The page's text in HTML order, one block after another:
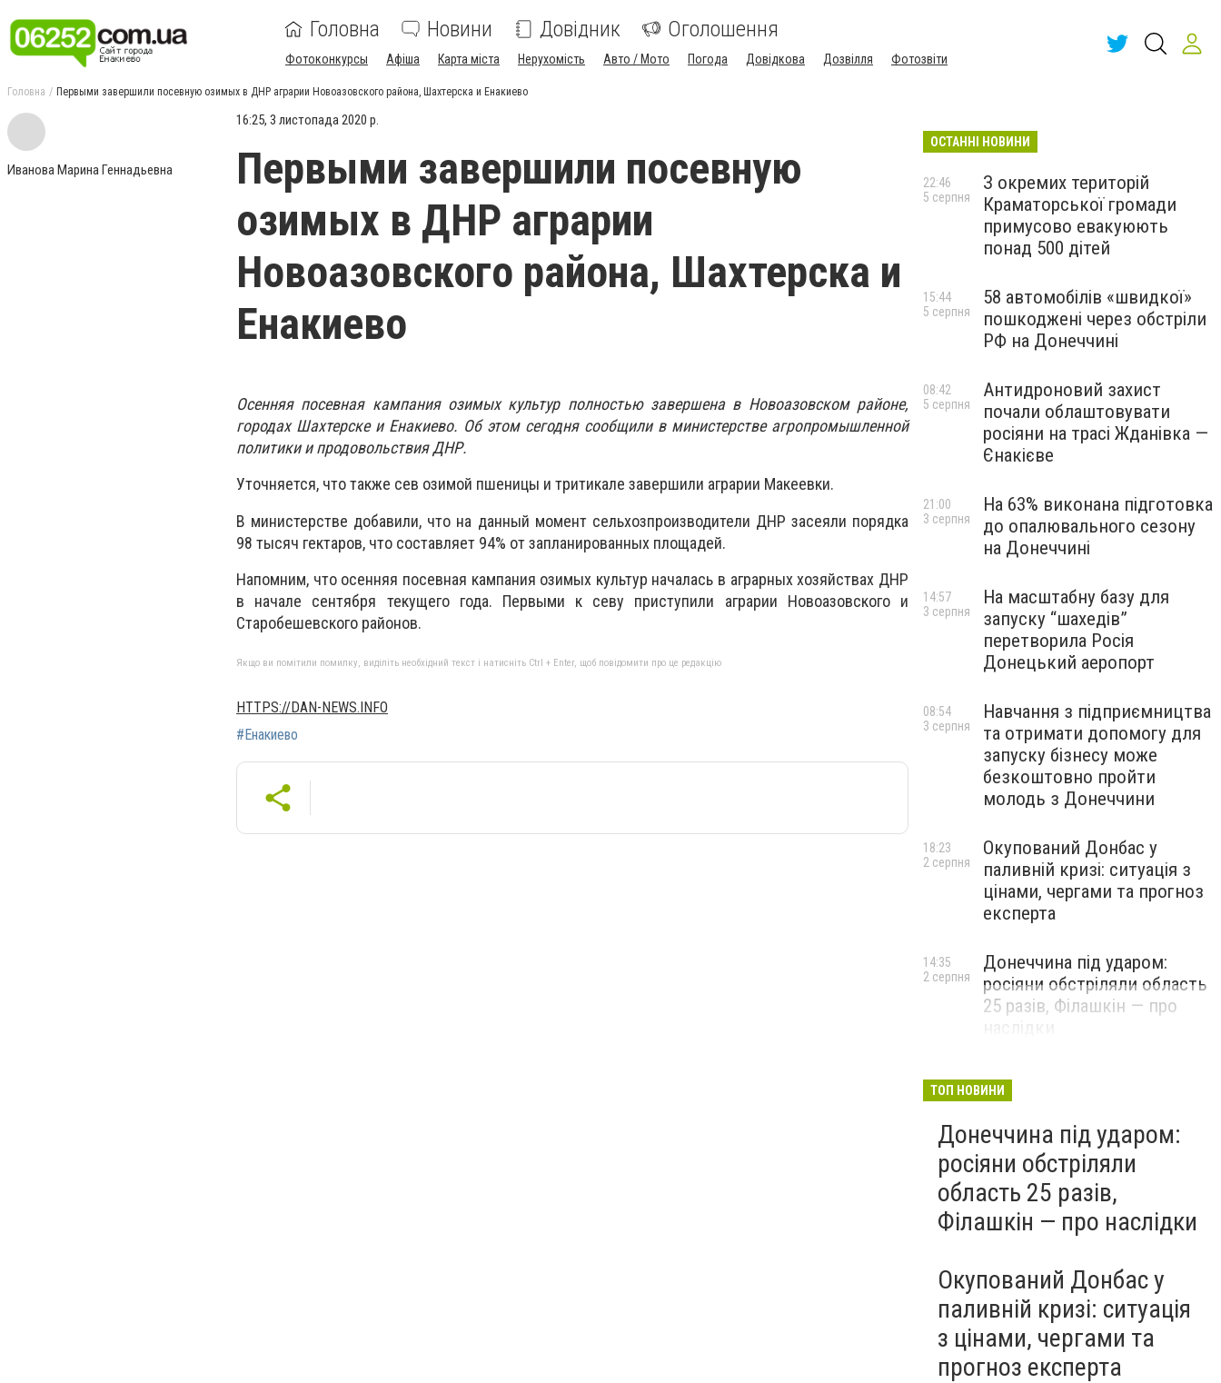
Головна Новини Довідник Оголошення
Фотоконкурсы Афіша Карта міста Нерухомість Авто / Мото Погода Довідкова Дозвілля Фотозвіти
Головна Первыми завершили посевную озимых в ДНР аграрии Новоазовского района, Шахтерска и Енакиево
Иванова Марина Геннадьевна
16:25, 3 листопада 2020 р.
Первыми завершили посевную
озимых в ДНР аграрии
Новоазовского района, Шахтерска и
Енакиево
Осенняя посевная кампания озимых культур полностью завершена в Новоазовском районе,
городах Шахтерске и Енакиево. Об этом сегодня сообщили в министерстве агропромышленной
политики и продовольствия ДНР.
Уточняется, что также сев озимой пшеницы и тритикале завершили аграрии Макеевки.
В министерстве добавили, что на данный момент сельхозпроизводители ДНР засеяли порядка
98 тысяч гектаров, что составляет 94% от запланированных площадей.
Напомним, что осенняя посевная кампания озимых культур началась в аграрных хозяйствах ДНР
в начале сентября текущего года. Первыми к севу приступили аграрии Новоазовского и
Старобешевского районов.
Якщо ви помітили помилку, виділіть необхідний текст і натисніть Ctrl + Enter, щоб повідомити про це редакцію
HTTPS://DAN-NEWS.INFO
#Енакиево
ОСТАННІ НОВИНИ
З окремих територій
Краматорської громади
примусово евакуюють
понад 500 дітей
22:46
5 серпня
58 автомобілів «швидкої»
пошкоджені через обстріли
РФ на Донеччині
15:44
5 серпня
Антидроновий захист
почали облаштовувати
росіяни на трасі Жданівка —
Єнакієве
08:42
5 серпня
На 63% виконана підготовка
до опалювального сезону
на Донеччині
21:00
3 серпня
На масштабну базу для
запуску “шахедів”
перетворила Росія
Донецький аеропорт
14:57
3 серпня
Навчання з підприємництва
та отримати допомогу для
запуску бізнесу може
безкоштовно пройти
молодь з Донеччини
08:54
3 серпня
Окупований Донбас у
паливній кризі: ситуація з
цінами, чергами та прогноз
експерта
18:23
2 серпня
Донеччина під ударом:
росіяни обстріляли область
25 разів, Філашкін — про
14:35
2 серпня
ТОП НОВИНИ
Донеччина під ударом:
росіяни обстріляли
область 25 разів,
Філашкін — про наслідки
Окупований Донбас у
паливній кризі: ситуація
з цінами, чергами та
прогноз експерта